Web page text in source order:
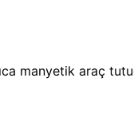
manyetik araç